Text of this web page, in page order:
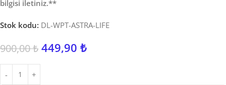
bilgisi iletiniz.**
Stok kodu: DL-WPT-ASTRA-LIFE
900,00₺ 449,90 ₺